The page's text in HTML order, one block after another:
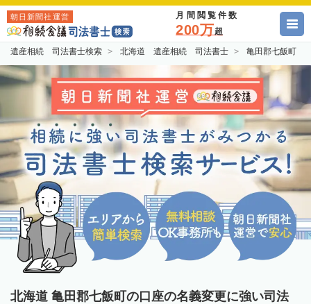
朝日新聞社運営 月間閲覧件数
200万超
遺産相続 司法書士検索 北海道 遺産相続 司法書士 亀田郡七飯町
北海道 亀田郡七飯町の口座の名義変更に強い司法